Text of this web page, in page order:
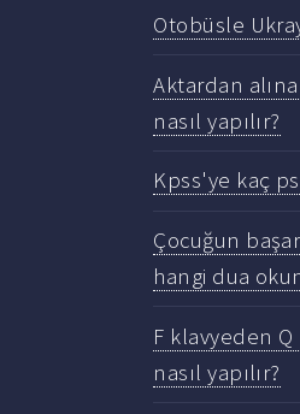
Otobüsle
Aktardan
nasıl yapılır?
Kpss'ye kaç
Çocuğun
hangi dua
F klavyeden
nasıl yapılır?